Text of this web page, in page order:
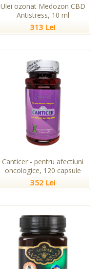
Ulei ozonat Medozon CBD
Antistress, 10 ml
313 Lei
Canticer - pentru afectiuni
oncologice, 120 capsule
352 Lei